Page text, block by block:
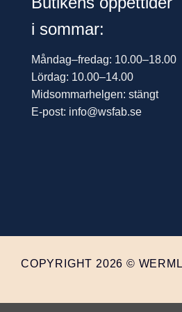
i sommar:
Måndag–fredag: 10.00–18.00
Lördag: 10.00–14.00
Midsommarhelgen: stängt
E-post: info@wsfab.se
COPYRIGHT 2026 ©